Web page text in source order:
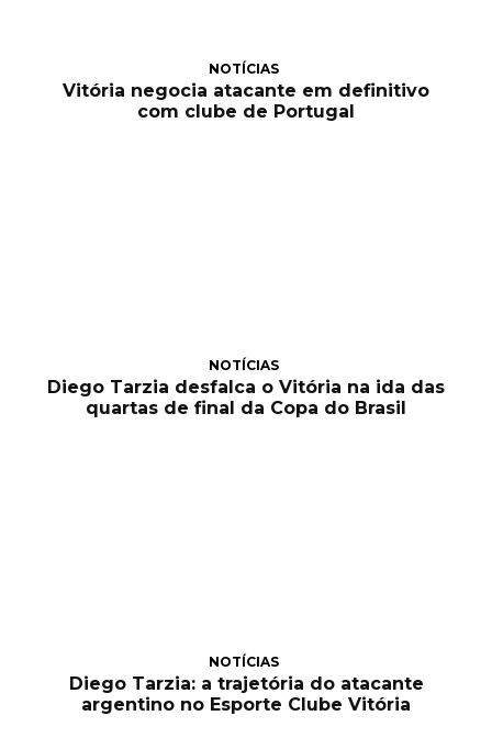
NOTÍCIAS
Vitória negocia atacante em definitivo
com clube de Portugal
NOTÍCIAS
Diego Tarzia desfalca o Vitória na ida das
quartas de final da Copa do Brasil
NOTÍCIAS
Diego Tarzia: a trajetória do atacante
argentino no Esporte Clube Vitória